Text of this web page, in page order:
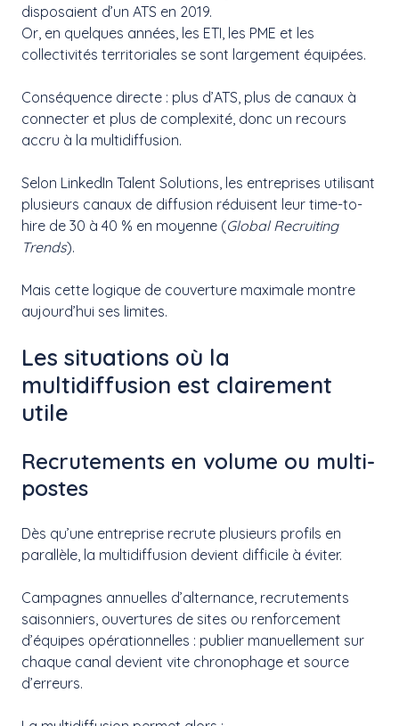
disposaient d’un ATS en 2019.
Or, en quelques années, les ETI, les PME et les
collectivités territoriales se sont largement équipées.
Conséquence directe : plus d’ATS, plus de canaux à
connecter et plus de complexité, donc un recours
accru à la multidiffusion.
Selon LinkedIn Talent Solutions, les entreprises utilisant
plusieurs canaux de diffusion réduisent leur time-to-
hire de 30 à 40 % en moyenne (Global Recruiting
Trends).
Mais cette logique de couverture maximale montre
aujourd’hui ses limites.
Les situations où la
multidiffusion est clairement
utile
Recrutements en volume ou multi-
postes
Dès qu’une entreprise recrute plusieurs profils en
parallèle, la multidiffusion devient difficile à éviter.
Campagnes annuelles d’alternance, recrutements
saisonniers, ouvertures de sites ou renforcement
d’équipes opérationnelles : publier manuellement sur
chaque canal devient vite chronophage et source
d’erreurs.